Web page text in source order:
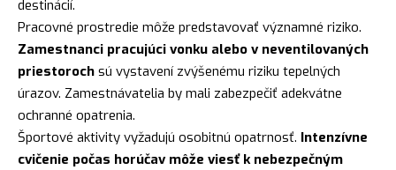
destinácií.
Pracovné prostredie môže predstavovať významné riziko.
Zamestnanci pracujúci vonku alebo v neventilovaných
priestoroch sú vystavení zvýšenému riziku tepelných
úrazov. Zamestnávatelia by mali zabezpečiť adekvátne
ochranné opatrenia.
Športové aktivity vyžadujú osobitnú opatrnosť. Intenzívne
cvičenie počas horúčav môže viesť k nebezpečným